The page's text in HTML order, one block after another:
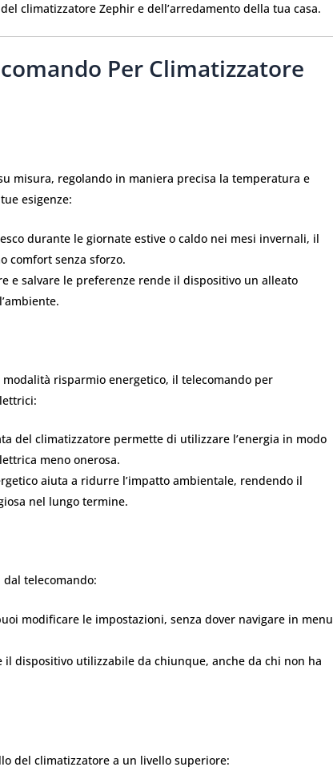
climatizzatore Zephir e dell’arredamento della tua casa.
Per Climatizzatore
misura, regolando in maniera precisa la temperatura e
esigenze:
durante le giornate estive o caldo nei mesi invernali, il
comfort senza sforzo.
e salvare le preferenze rende il dispositivo un alleato
risparmio energetico, il telecomando per
del climatizzatore permette di utilizzare l’energia in modo
meno onerosa.
aiuta a ridurre l’impatto ambientale, rendendo il
nel lungo termine.
telecomando:
modificare le impostazioni, senza dover navigare in menu
il dispositivo utilizzabile da chiunque, anche da chi non ha
del climatizzatore a un livello superiore: